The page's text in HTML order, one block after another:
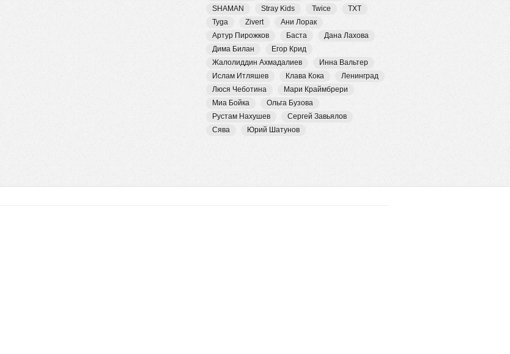
SHAMAN
Stray Kids Twice
TXT
Tyga
Zivert
Ани Лорак
Артур Пирожков
Баста
Дана Лахова
Дима Билан
Егор Крид
Жалолиддин Ахмадалиев
Инна Вальтер
Ислам Итляшев
Клава Кока
Ленинград
Люся Чеботина
Мари Краймбрери
Миа Бойка
Ольга Бузова
Рустам Нахушев
Сергей Завьялов
Сява
Юрий Шатунов